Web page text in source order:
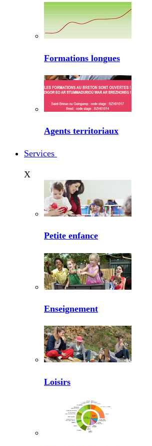
Formations longues
Agents territoriaux
Services
X
Petite enfance
Enseignement
Loisirs